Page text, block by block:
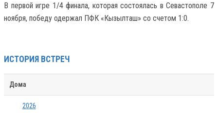
В первой игре 1/4 финала, которая состоялась в Севастополе 7
ноября, победу одержал ПФК «Кызылташ» со счетом 1:0.
ИСТОРИЯ ВСТРЕЧ
Дома
2026